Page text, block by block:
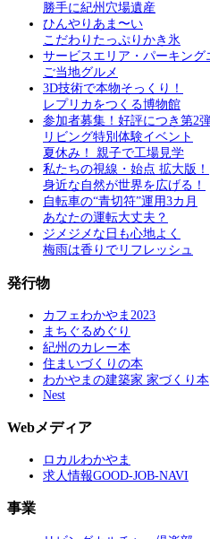
勝手に紀州穴場遺産
ひんやりあま〜い
こだわりたっぷりかき氷
サービスエリア・パーキング
ご当地グルメ
3D技術で本物そっくり！
レプリカをつくる博物館
参加者募集！好評につき第2
リビング特別体験イベント
夏休み！ 親子で工場見学
私たちの視線・始点 拡大版！
身近な自然が世界を広げる！
自転車の“青切符”運用3カ月
あなたの運転大丈夫？
ジメジメな日も心地よく
梅雨は香りでリフレッシュ
発行物
カフェわかやま2023
まちぐるめぐり
紀州のカレー本
住まいづくりの本
わかやまの建築家 家づくり本
Nest
Webメディア
ロカルわかやま
求人情報GOOD-JOB-NAVI
事業